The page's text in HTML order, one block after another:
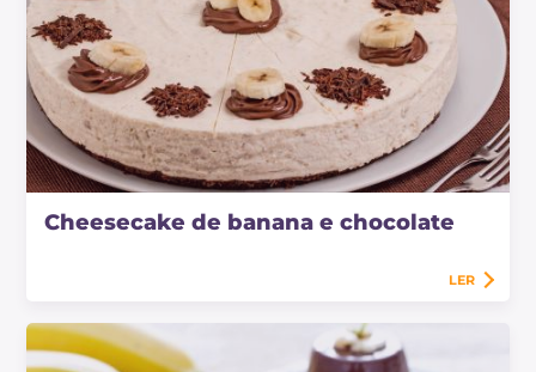
Cheesecake de banana e chocolate
LER